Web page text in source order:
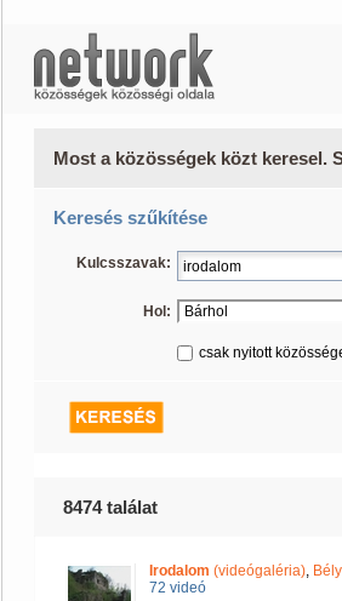
Most a közösségek közt keresel.
Keresés szűkítése
Kulcsszavak:
Hol:
csak nyitott
8474 találat
Irodalom (videógaléria),
72 videó